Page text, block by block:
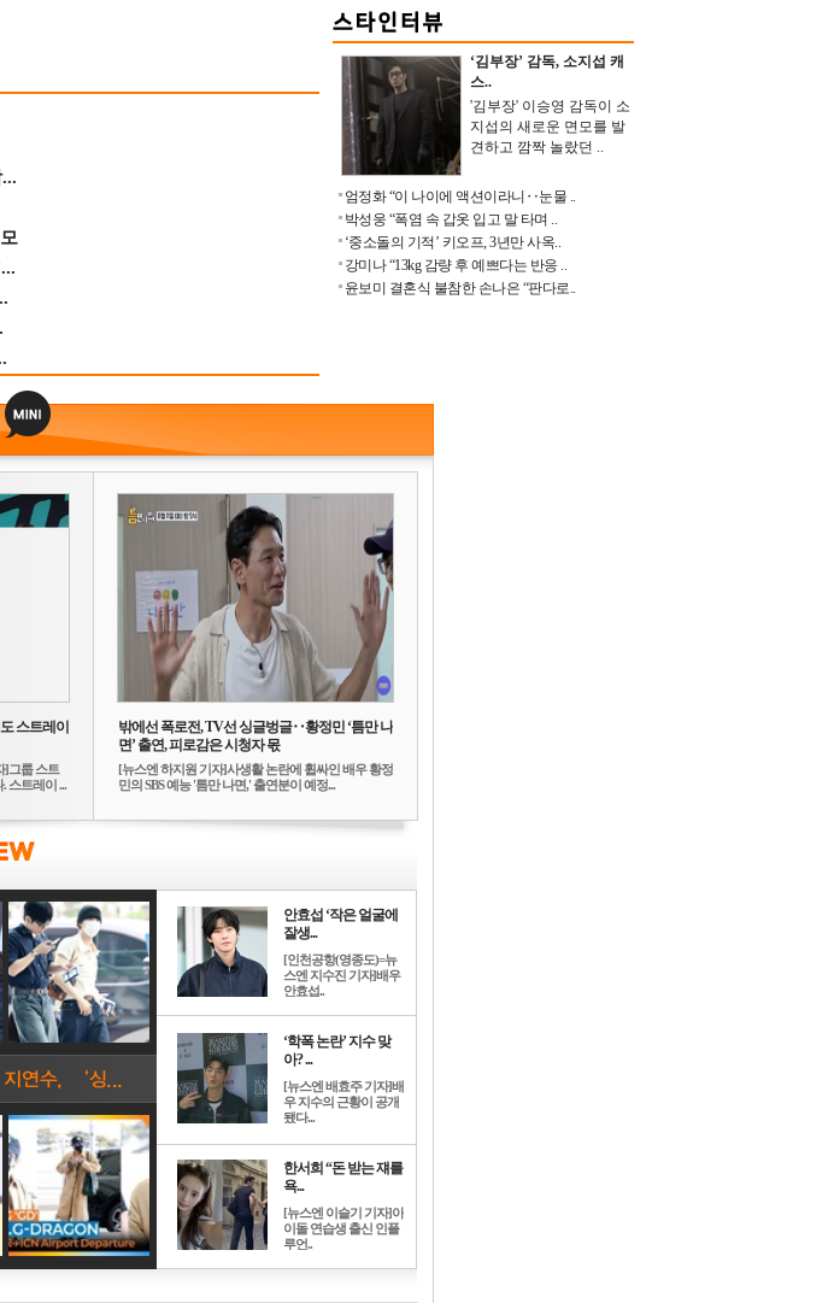
‘김부장’ 감독, 소지섭 캐
스..
'김부장' 이승영 감독이 소
지섭의 새로운 면모를 발
견하고 깜짝 놀랐던 ..
엄정화 “이 나이에 액션이라니‥눈물 ..
박성웅 “폭염 속 갑옷 입고 말 타며 ..
‘중소돌의 기적’ 키오프, 3년만 사옥..
강미나 “13kg 감량 후 예쁘다는 반응 ..
윤보미 결혼식 불참한 손나은 “판다로..
스트레이
]그룹 스트
스트레이 ...
밖에선 폭로전, TV선 싱글벙글‥황정민 ‘틈만 나
면’ 출연, 피로감은 시청자 몫
[뉴스엔 하지원 기자]사생활 논란에 휩싸인 배우 황정
민의 SBS 예능 '틈만 나면,' 출연분이 예정...
안효섭 ‘작은 얼굴에
잘생...
[인천공항(영종도)=뉴
스엔 지수진 기자]배우
안효섭..
‘학폭 논란’ 지수 맞
아? ...
[뉴스엔 배효주 기자]배
우 지수의 근황이 공개
됐다...
한서희 “돈 받는 쟤를
욕...
[뉴스엔 이슬기 기자]아
이돌 연습생 출신 인플
루언..